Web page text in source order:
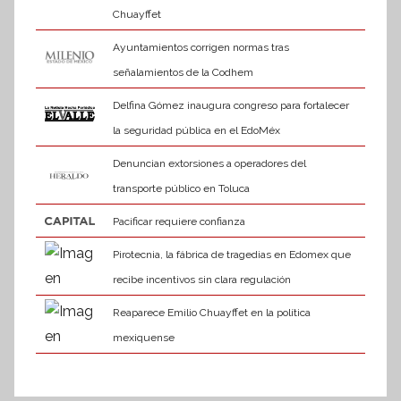
Chuayffet
Ayuntamientos corrigen normas tras
señalamientos de la Codhem
Delfina Gómez inaugura congreso para fortalecer
la seguridad pública en el EdoMéx
Denuncian extorsiones a operadores del
transporte público en Toluca
Pacificar requiere confianza
Pirotecnia, la fábrica de tragedias en Edomex que
recibe incentivos sin clara regulación
Reaparece Emilio Chuayffet en la política
mexiquense